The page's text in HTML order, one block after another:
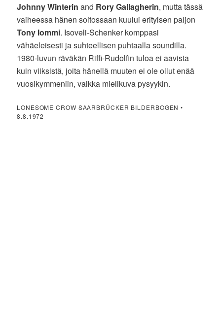
Johnny Winterin and Rory Gallagherin, mutta tässä
vaiheessa hänen soitossaan kuului erityisen paljon
Tony Iommi. Isoveli-Schenker komppasi
vähäeleisesti ja suhteellisen puhtaalla soundilla.
1980-luvun räväkän Riffi-Rudolfin tuloa ei aavista
kuin viiksistä, joita hänellä muuten ei ole ollut enää
vuosikymmeniin, vaikka mielikuva pysyykin.
LONESOME CROW SAARBRÜCKER BILDERBOGEN •
8.8.1972